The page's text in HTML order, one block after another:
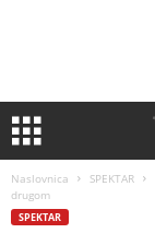
Naslovnica SPEKTAR
drugom
SPEKTAR